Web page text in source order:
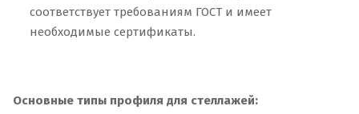
соответствует требованиям ГОСТ и имеет
необходимые сертификаты.
Основные типы профиля для стеллажей: